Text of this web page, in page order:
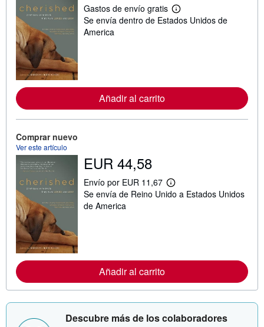
Gastos de envío gratis
M
á
i
ó
l
s
s
v
í
o
Se envía dentro de Estados Unidos de
America
Añadir al carrito
Comprar nuevo
Ver este artículo
EUR 44,58
Envío por EUR 11,67
M
á
i
ó
n
o
Se envía de Reino Unido a Estados Unidos
de America
Añadir al carrito
Descubre más de los colaboradores